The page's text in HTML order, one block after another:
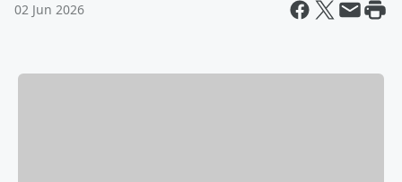
02 Jun 2026